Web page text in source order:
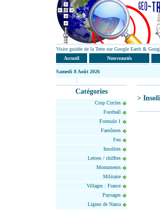
Visite guidée de la Terre sur Google Earth &
Accueil
Nouveautés
Samedi 8 Août 2026
Catégories
Crop Circles
Football
Formule 1
Fantômes
Feu
Insolites
Lettres / chiffres
Monuments
Militaire
Villages : France
Paysages
Lignes de Nazca
>